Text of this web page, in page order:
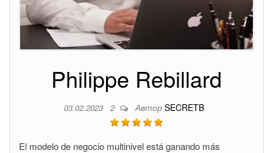
Philippe Rebillard
03.02.2023 2 Автор SECRETB
El modelo de negocio multinivel está ganando más